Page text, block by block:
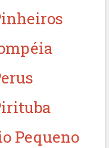
Pequeno